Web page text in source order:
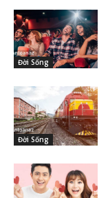
Đời Sống
Đời Sống